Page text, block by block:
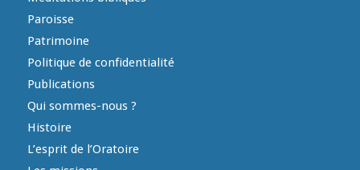
Paroisse
Patrimoine
Politique de confidentialité
Publications
Qui sommes-nous ?
Histoire
L’esprit de l’Oratoire